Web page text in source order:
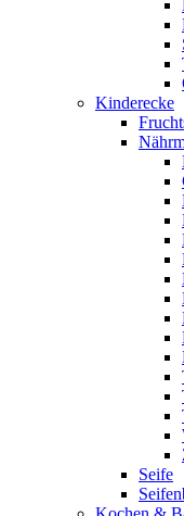
Kinderecke
Seife